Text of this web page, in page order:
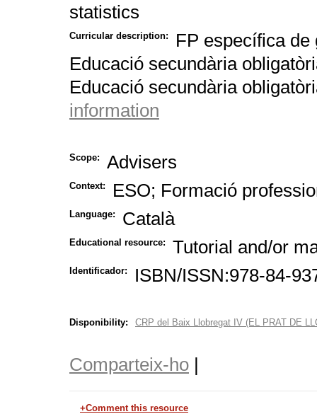
statistics
Curricular description:
FP específica
Educació secundària
Educació secundària
information
Scope: Advisers
Context: ESO; Formació
Language: Català
Educational resource: Tutorial and/or
Identificador: ISBN/ISSN:978-84-
Disponibility: CRP del Baix Llobregat IV (EL PRAT DE
Comparteix-ho |
+Comment this resource